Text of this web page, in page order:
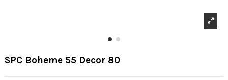
SPC Boheme 55 Decor 80